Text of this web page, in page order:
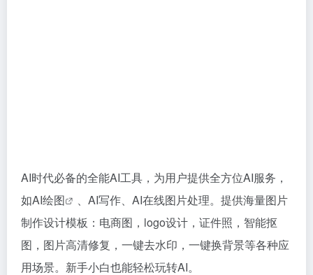
AI时代必备的全能AI工具，为用户提供全方位AI服务，
如AI绘图
、AI写作、AI在线图片处理。提供海量图片
制作设计模板：电商图，logo设计，证件照，智能抠
图，图片高清修复，一键去水印，一键换背景等各种应
用场景。新手小白也能轻松玩转AI。